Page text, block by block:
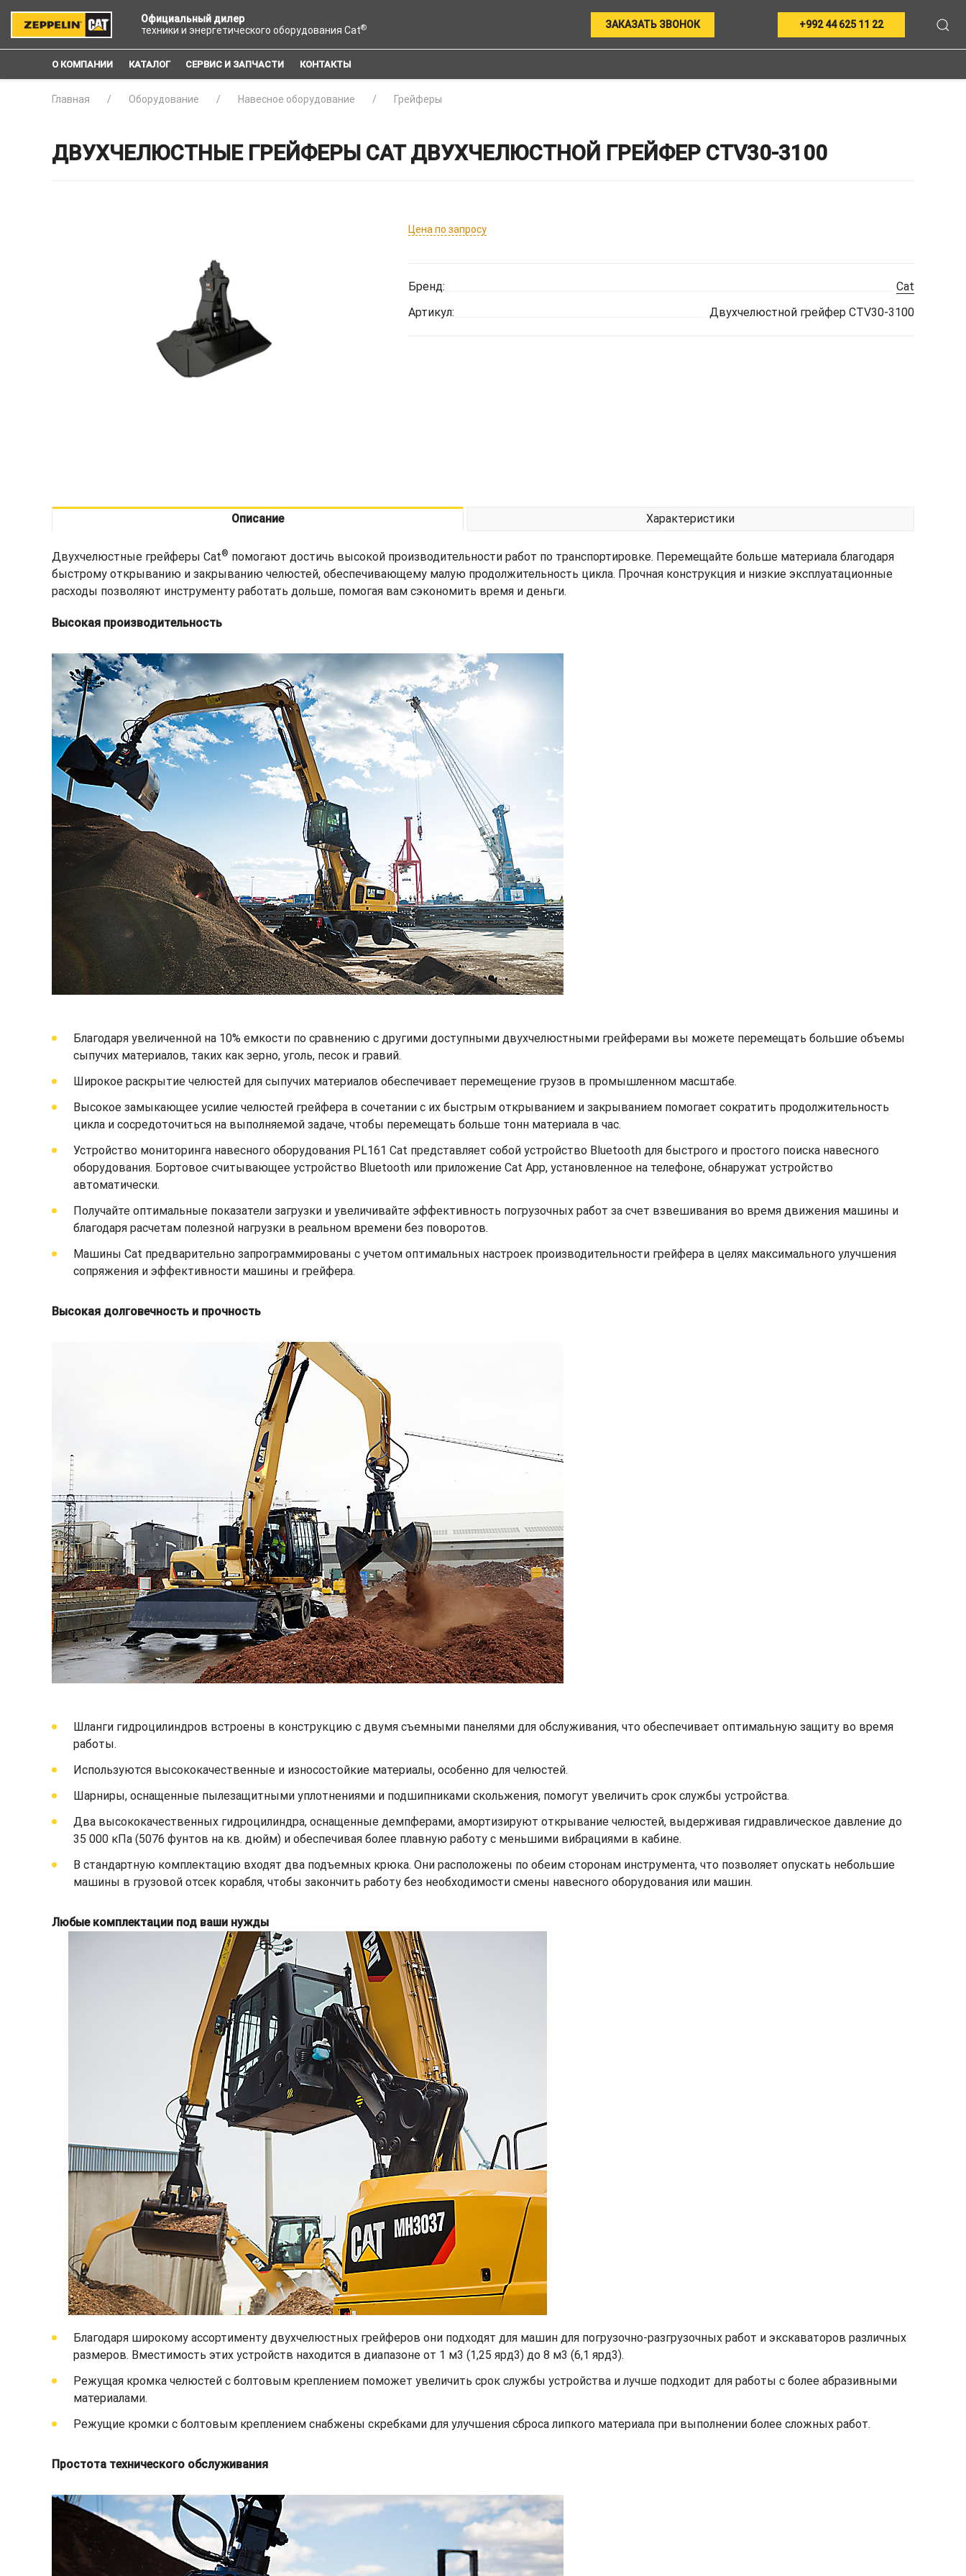
Официальный дилер
техники и энергетического оборудования Cat® ЗАКАЗАТЬ ЗВОНОК +992 44 625 11 22
О КОМПАНИИ КАТАЛОГ СЕРВИС И ЗАПЧАСТИ КОНТАКТЫ
Главная Оборудование Навесное оборудование Грейферы
ДВУХЧЕЛЮСТНЫЕ ГРЕЙФЕРЫ CAT ДВУХЧЕЛЮСТНОЙ ГРЕЙФЕР CTV30-3100
Цена по запросу
Бренд:
Cat
Артикул:
Двухчелюстной грейфер CTV30-3100
Описание Характеристики
Двухчелюстные грейферы Cat® помогают достичь высокой производительности работ по транспортировке. Перемещайте больше материала благодаря
быстрому открыванию и закрыванию челюстей, обеспечивающему малую продолжительность цикла. Прочная конструкция и низкие эксплуатационные
расходы позволяют инструменту работать дольше, помогая вам сэкономить время и деньги.
Высокая производительность
Благодаря увеличенной на 10% емкости по сравнению с другими доступными двухчелюстными грейферами вы можете перемещать большие объемы
сыпучих материалов, таких как зерно, уголь, песок и гравий.
Широкое раскрытие челюстей для сыпучих материалов обеспечивает перемещение грузов в промышленном масштабе.
Высокое замыкающее усилие челюстей грейфера в сочетании с их быстрым открыванием и закрыванием помогает сократить продолжительность
цикла и сосредоточиться на выполняемой задаче, чтобы перемещать больше тонн материала в час.
Устройство мониторинга навесного оборудования PL161 Cat представляет собой устройство Bluetooth для быстрого и простого поиска навесного
оборудования. Бортовое считывающее устройство Bluetooth или приложение Cat App, установленное на телефоне, обнаружат устройство
автоматически.
Получайте оптимальные показатели загрузки и увеличивайте эффективность погрузочных работ за счет взвешивания во время движения машины и
благодаря расчетам полезной нагрузки в реальном времени без поворотов.
Машины Cat предварительно запрограммированы с учетом оптимальных настроек производительности грейфера в целях максимального улучшения
сопряжения и эффективности машины и грейфера.
Высокая долговечность и прочность
Шланги гидроцилиндров встроены в конструкцию с двумя съемными панелями для обслуживания, что обеспечивает оптимальную защиту во время
работы.
Используются высококачественные и износостойкие материалы, особенно для челюстей.
Шарниры, оснащенные пылезащитными уплотнениями и подшипниками скольжения, помогут увеличить срок службы устройства.
Два высококачественных гидроцилиндра, оснащенные демпферами, амортизируют открывание челюстей, выдерживая гидравлическое давление до
35 000 кПа (5076 фунтов на кв. дюйм) и обеспечивая более плавную работу с меньшими вибрациями в кабине.
В стандартную комплектацию входят два подъемных крюка. Они расположены по обеим сторонам инструмента, что позволяет опускать небольшие
машины в грузовой отсек корабля, чтобы закончить работу без необходимости смены навесного оборудования или машин.
Любые комплектации под ваши нужды
Благодаря широкому ассортименту двухчелюстных грейферов они подходят для машин для погрузочно-разгрузочных работ и экскаваторов различных
размеров. Вместимость этих устройств находится в диапазоне от 1 м3 (1,25 ярд3) до 8 м3 (6,1 ярд3).
Режущая кромка челюстей с болтовым креплением поможет увеличить срок службы устройства и лучше подходит для работы с более абразивными
материалами.
Режущие кромки с болтовым креплением снабжены скребками для улучшения сброса липкого материала при выполнении более сложных работ.
Простота технического обслуживания